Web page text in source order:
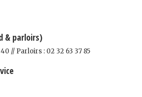
& parloirs)
// Parloirs : 02 32 63 37 85